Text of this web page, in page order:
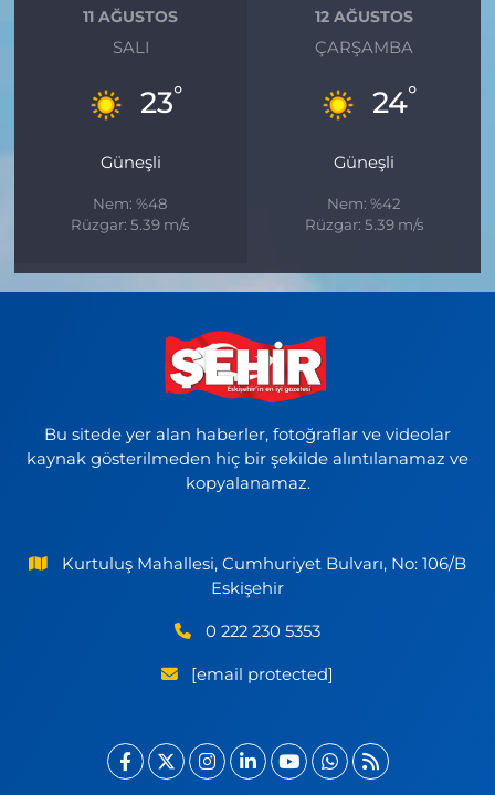
11 AĞUSTOS
SALI
23°
Güneşli
Nem: %48
Rüzgar: 5.39 m/s
12 AĞUSTOS
ÇARŞAMBA
24°
Güneşli
Nem: %42
Rüzgar: 5.39 m/s
Bu sitede yer alan haberler, fotoğraflar ve videolar
kaynak gösterilmeden hiç bir şekilde alıntılanamaz ve
kopyalanamaz.
Kurtuluş Mahallesi, Cumhuriyet Bulvarı, No: 106/B
Eskişehir
0 222 230 5353
[email protected]